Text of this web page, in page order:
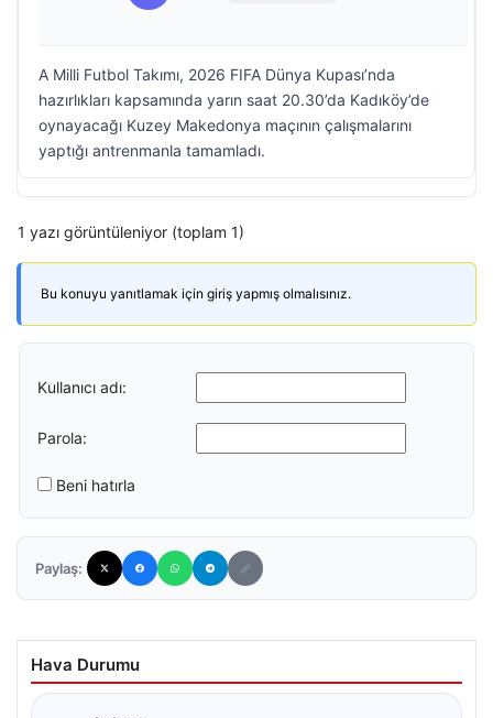
A Milli Futbol Takımı, 2026 FIFA Dünya Kupası’nda
hazırlıkları kapsamında yarın saat 20.30’da Kadıköy’de
oynayacağı Kuzey Makedonya maçının çalışmalarını
yaptığı antrenmanla tamamladı.
1 yazı görüntüleniyor (toplam 1)
Bu konuyu yanıtlamak için giriş yapmış olmalısınız.
Kullanıcı adı:
Parola:
Beni hatırla
Paylaş:
Hava Durumu